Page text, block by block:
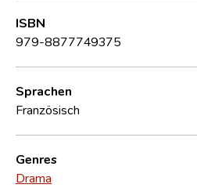
ISBN
979-8877749375
Sprachen
Französisch
Genres
Drama